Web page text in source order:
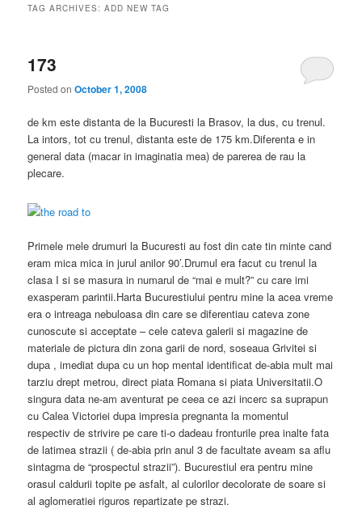
TAG ARCHIVES:ADD NEW TAG
173
Posted onOctober 1, 2008
de km este distanta de la Bucuresti la Brasov, la dus, cu trenul.
La intors, tot cu trenul, distanta este de 175 km.Diferenta e in
general data (macar in imaginatia mea) de parerea de rau la
plecare.
Primele mele drumuri la Bucuresti au fost din cate tin minte cand
eram mica mica in jurul anilor 90’.Drumul era facut cu trenul la
clasa I si se masura in numarul de “mai e mult?” cu care imi
exasperam parintii.Harta Bucurestiului pentru mine la acea vreme
era o intreaga nebuloasa din care se diferentiau cateva zone
cunoscute si acceptate – cele cateva galerii si magazine de
materiale de pictura din zona garii de nord, soseaua Grivitei si
dupa , imediat dupa cu un hop mental identificat de-abia mult mai
tarziu drept metrou, direct piata Romana si piata Universitatii.O
singura data ne-am aventurat pe ceea ce azi incerc sa suprapun
cu Calea Victoriei dupa impresia pregnanta la momentul
respectiv de strivire pe care ti-o dadeau fronturile prea inalte fata
de latimea strazii ( de-abia prin anul 3 de facultate aveam sa aflu
sintagma de “prospectul strazii”). Bucurestiul era pentru mine
orasul caldurii topite pe asfalt, al culorilor decolorate de soare si
al aglomeratiei riguros repartizate pe strazi.